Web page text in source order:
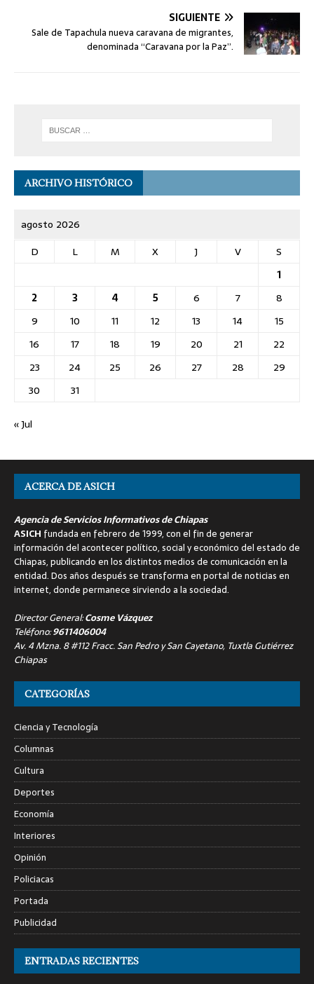
SIGUIENTE
Sale de Tapachula nueva caravana de migrantes,
denominada “Caravana por la Paz”.
ARCHIVO HISTÓRICO
agosto 2026
D
L M X J V
S
1
2
3 4 5 6 7
8
9
10 11 12 13 14
15
16
17 18 19 20 21
22
23
24 25 26 27 28
29
30
31
« Jul
ACERCA DE ASICH
Agencia de Servicios Informativos de Chiapas
ASICH fundada en febrero de 1999, con el fin de generar
información del acontecer político, social y económico del estado de
Chiapas, publicando en los distintos medios de comunicación en la
entidad. Dos años después se transforma en portal de noticias en
internet, donde permanece sirviendo a la sociedad.
Director General:Cosme Vázquez
Teléfono:9611406004
Av. 4 Mzna. 8 #112 Fracc. San Pedro y San Cayetano, Tuxtla Gutiérrez
Chiapas
CATEGORÍAS
Ciencia y Tecnología
Columnas
Cultura
Deportes
Economía
Interiores
Opinión
Policiacas
Portada
Publicidad
ENTRADAS RECIENTES